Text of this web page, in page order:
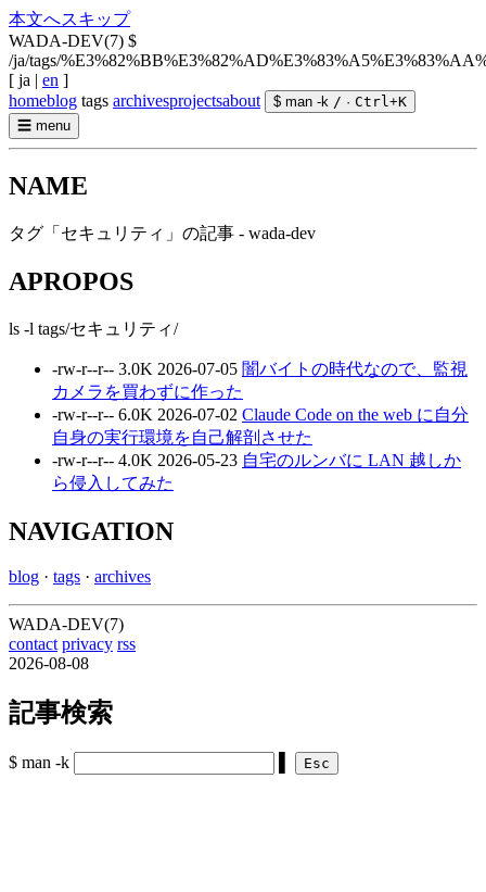
本文へスキップ
WADA-DEV(7) $
/ja/tags/
[ ja | en ]
homeblog tags archivesprojectsabout $ man -k / · Ctrl+K
☰ menu
NAME
タグ「セキュリティ」の記事 - wada-dev
APROPOS
ls -l tags/セキュリティ/
-rw-r--r-- 3.0K 2026-07-05 闇バイトの時代なので、監視
カメラを買わずに作った
-rw-r--r-- 6.0K 2026-07-02 Claude Code on the web に自分
自身の実行環境を自己解剖させた
-rw-r--r-- 4.0K 2026-05-23 自宅のルンバに LAN 越しか
ら侵入してみた
NAVIGATION
blog · tags · archives
WADA-DEV(7)
contact privacy rss
2026-08-08
記事検索
$ man -k Esc